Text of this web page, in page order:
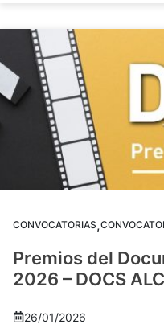
CONVOCATORIAS,
Premios del
2026 – DOCS ALC
26/01/2026